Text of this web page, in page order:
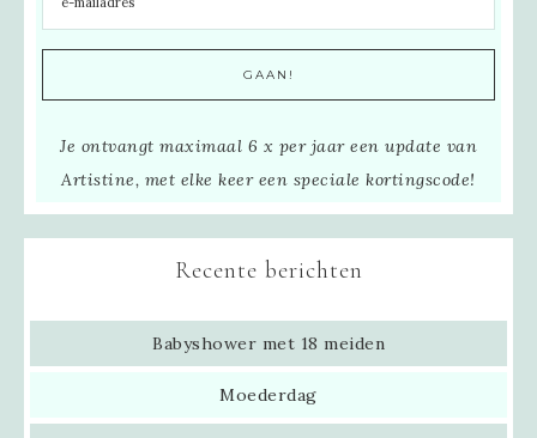
Je ontvangt maximaal 6 x per jaar een update van
Artistine, met elke keer een speciale kortingscode!
Recente berichten
Babyshower met 18 meiden
Moederdag